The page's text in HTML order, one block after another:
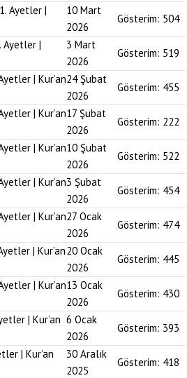
Ayetler |
10 Mart
2026
Gösterim: 504
Ayetler |
3 Mart
2026
Gösterim: 519
| Kur’an24 Şubat
2026
Gösterim: 455
| Kur’an17 Şubat
2026
Gösterim: 222
| Kur’an10 Şubat
2026
Gösterim: 522
| Kur’an3 Şubat
2026
Gösterim: 454
| Kur’an27 Ocak
2026
Gösterim: 474
| Kur’an20 Ocak
2026
Gösterim: 445
| Kur’an13 Ocak
2026
Gösterim: 430
| Kur’an 6 Ocak
2026
Gösterim: 393
| Kur’an
30 Aralık
2025
Gösterim: 418